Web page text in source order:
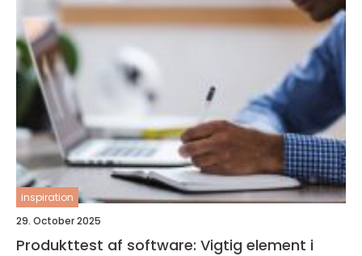
inspiration
29. October 2025
Produkttest af software: Vigtig element i